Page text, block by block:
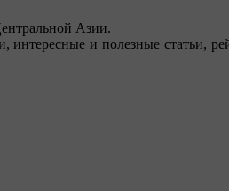
Азии.
и полезные статьи,